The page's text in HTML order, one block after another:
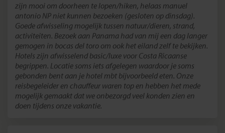
zijn mooi om doorheen te lopen/hiken, helaas manuel
antonio NP niet kunnen bezoeken (gesloten op dinsdag).
Goede afwisseling mogelijk tussen natuur/dieren, strand,
activiteiten. Bezoek aan Panama had van mij een dag langer
gemogen in bocas del toro om ook het eiland zelf te bekijken.
Hotels zijn afwisselend basic/luxe voor Costa Ricaanse
begrippen. Locatie soms iets afgelegen waardoor je soms
gebonden bent aan je hotel mbt bijvoorbeeld eten. Onze
reisbegeleider en chauffeur waren top en hebben het mede
mogelijk gemaakt dat we onbezorgd veel konden zien en
doen tijdens onze vakantie.